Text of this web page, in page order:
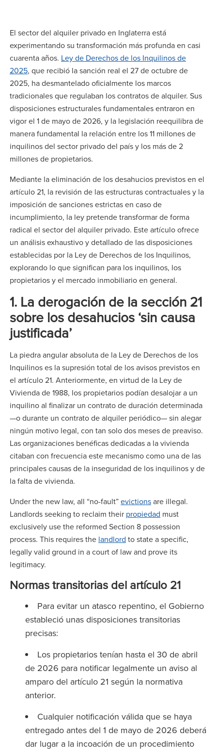
El sector del alquiler privado en Inglaterra está
experimentando su transformación más profunda en casi
cuarenta años. Ley de Derechos de los Inquilinos de
2025, que recibió la sanción real el 27 de octubre de
2025, ha desmantelado oficialmente los marcos
tradicionales que regulaban los contratos de alquiler. Sus
disposiciones estructurales fundamentales entraron en
vigor el 1 de mayo de 2026, y la legislación reequilibra de
manera fundamental la relación entre los 11 millones de
inquilinos del sector privado del país y los más de 2
millones de propietarios.
Mediante la eliminación de los desahucios previstos en el
artículo 21, la revisión de las estructuras contractuales y la
imposición de sanciones estrictas en caso de
incumplimiento, la ley pretende transformar de forma
radical el sector del alquiler privado. Este artículo ofrece
un análisis exhaustivo y detallado de las disposiciones
establecidas por la Ley de Derechos de los Inquilinos,
explorando lo que significan para los inquilinos, los
propietarios y el mercado inmobiliario en general.
1. La derogación de la sección 21
sobre los desahucios ‘sin causa
justificada’
La piedra angular absoluta de la Ley de Derechos de los
Inquilinos es la supresión total de los avisos previstos en
el artículo 21. Anteriormente, en virtud de la Ley de
Vivienda de 1988, los propietarios podían desalojar a un
inquilino al finalizar un contrato de duración determinada
—o durante un contrato de alquiler periódico— sin alegar
ningún motivo legal, con tan solo dos meses de preaviso.
Las organizaciones benéficas dedicadas a la vivienda
citaban con frecuencia este mecanismo como una de las
principales causas de la inseguridad de los inquilinos y de
la falta de vivienda.
Under the new law, all “no-fault”evictionsare illegal.
Landlords seeking to reclaim their propiedad must
exclusively use the reformed Section 8 possession
process. This requires the landlord to state a specific,
legally valid ground in a court of law and prove its
legitimacy.
Normas transitorias del artículo 21
Para evitar un atasco repentino, el Gobierno
estableció unas disposiciones transitorias
precisas:
Los propietarios tenían hasta el 30 de abril
de 2026 para notificar legalmente un aviso al
amparo del artículo 21 según la normativa
anterior.
Cualquier notificación válida que se haya
entregado antes del 1 de mayo de 2026 deberá
dar lugar a la incoación de un procedimiento